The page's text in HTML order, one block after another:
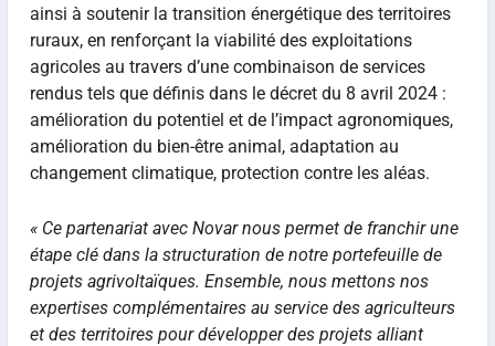
ainsi à soutenir la transition énergétique des territoires
ruraux, en renforçant la viabilité des exploitations
agricoles au travers d’une combinaison de services
rendus tels que définis dans le décret du 8 avril 2024 :
amélioration du potentiel et de l’impact agronomiques,
amélioration du bien-être animal, adaptation au
changement climatique, protection contre les aléas.
« Ce partenariat avec Novar nous permet de franchir une
étape clé dans la structuration de notre portefeuille de
projets agrivoltaïques. Ensemble, nous mettons nos
expertises complémentaires au service des agriculteurs
et des territoires pour développer des projets alliant